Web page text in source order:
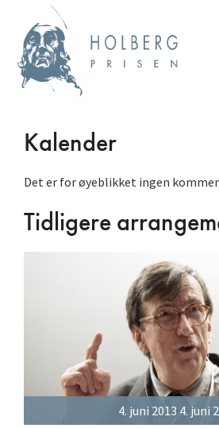
hovedinnhold
Kalender
Det er for øyeblikket ingen
Tidligere
4. juni 2013 4. juni